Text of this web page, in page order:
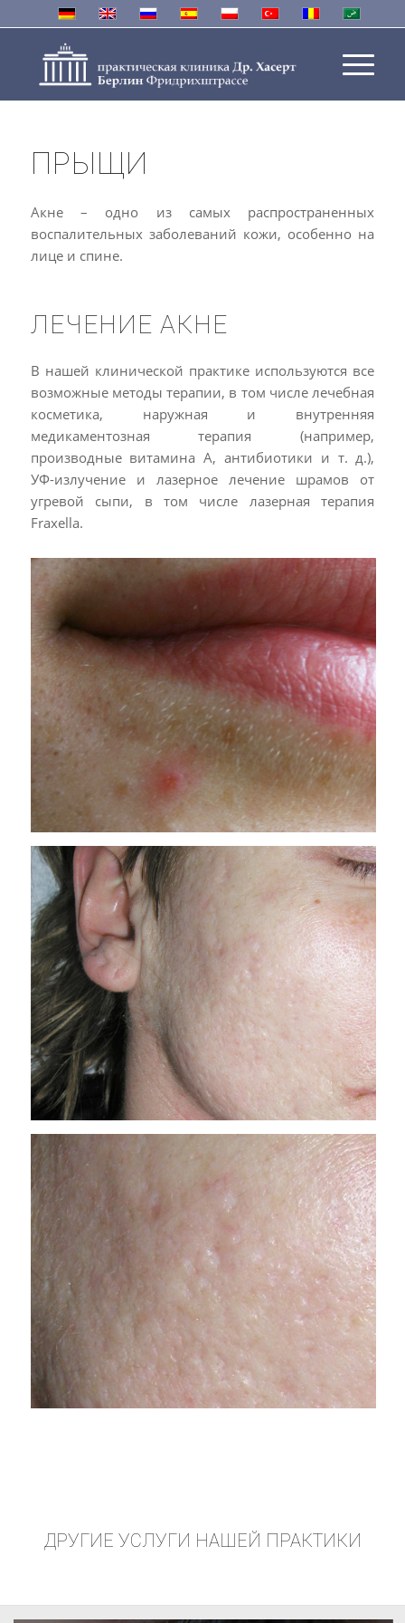
ПРЫЩИ
Акне – одно из самых распространенных
воспалительных заболеваний кожи, особенно на
лице и спине.
ЛЕЧЕНИЕ АКНЕ
В нашей клинической практике используются все
возможные методы терапии, в том числе лечебная
косметика, наружная и внутренняя
медикаментозная терапия (например,
производные витамина А, антибиотики и т. д.),
УФ-излучение и лазерное лечение шрамов от
угревой сыпи, в том числе лазерная терапия
Fraxella.
ДРУГИЕ УСЛУГИ НАШЕЙ ПРАКТИКИ